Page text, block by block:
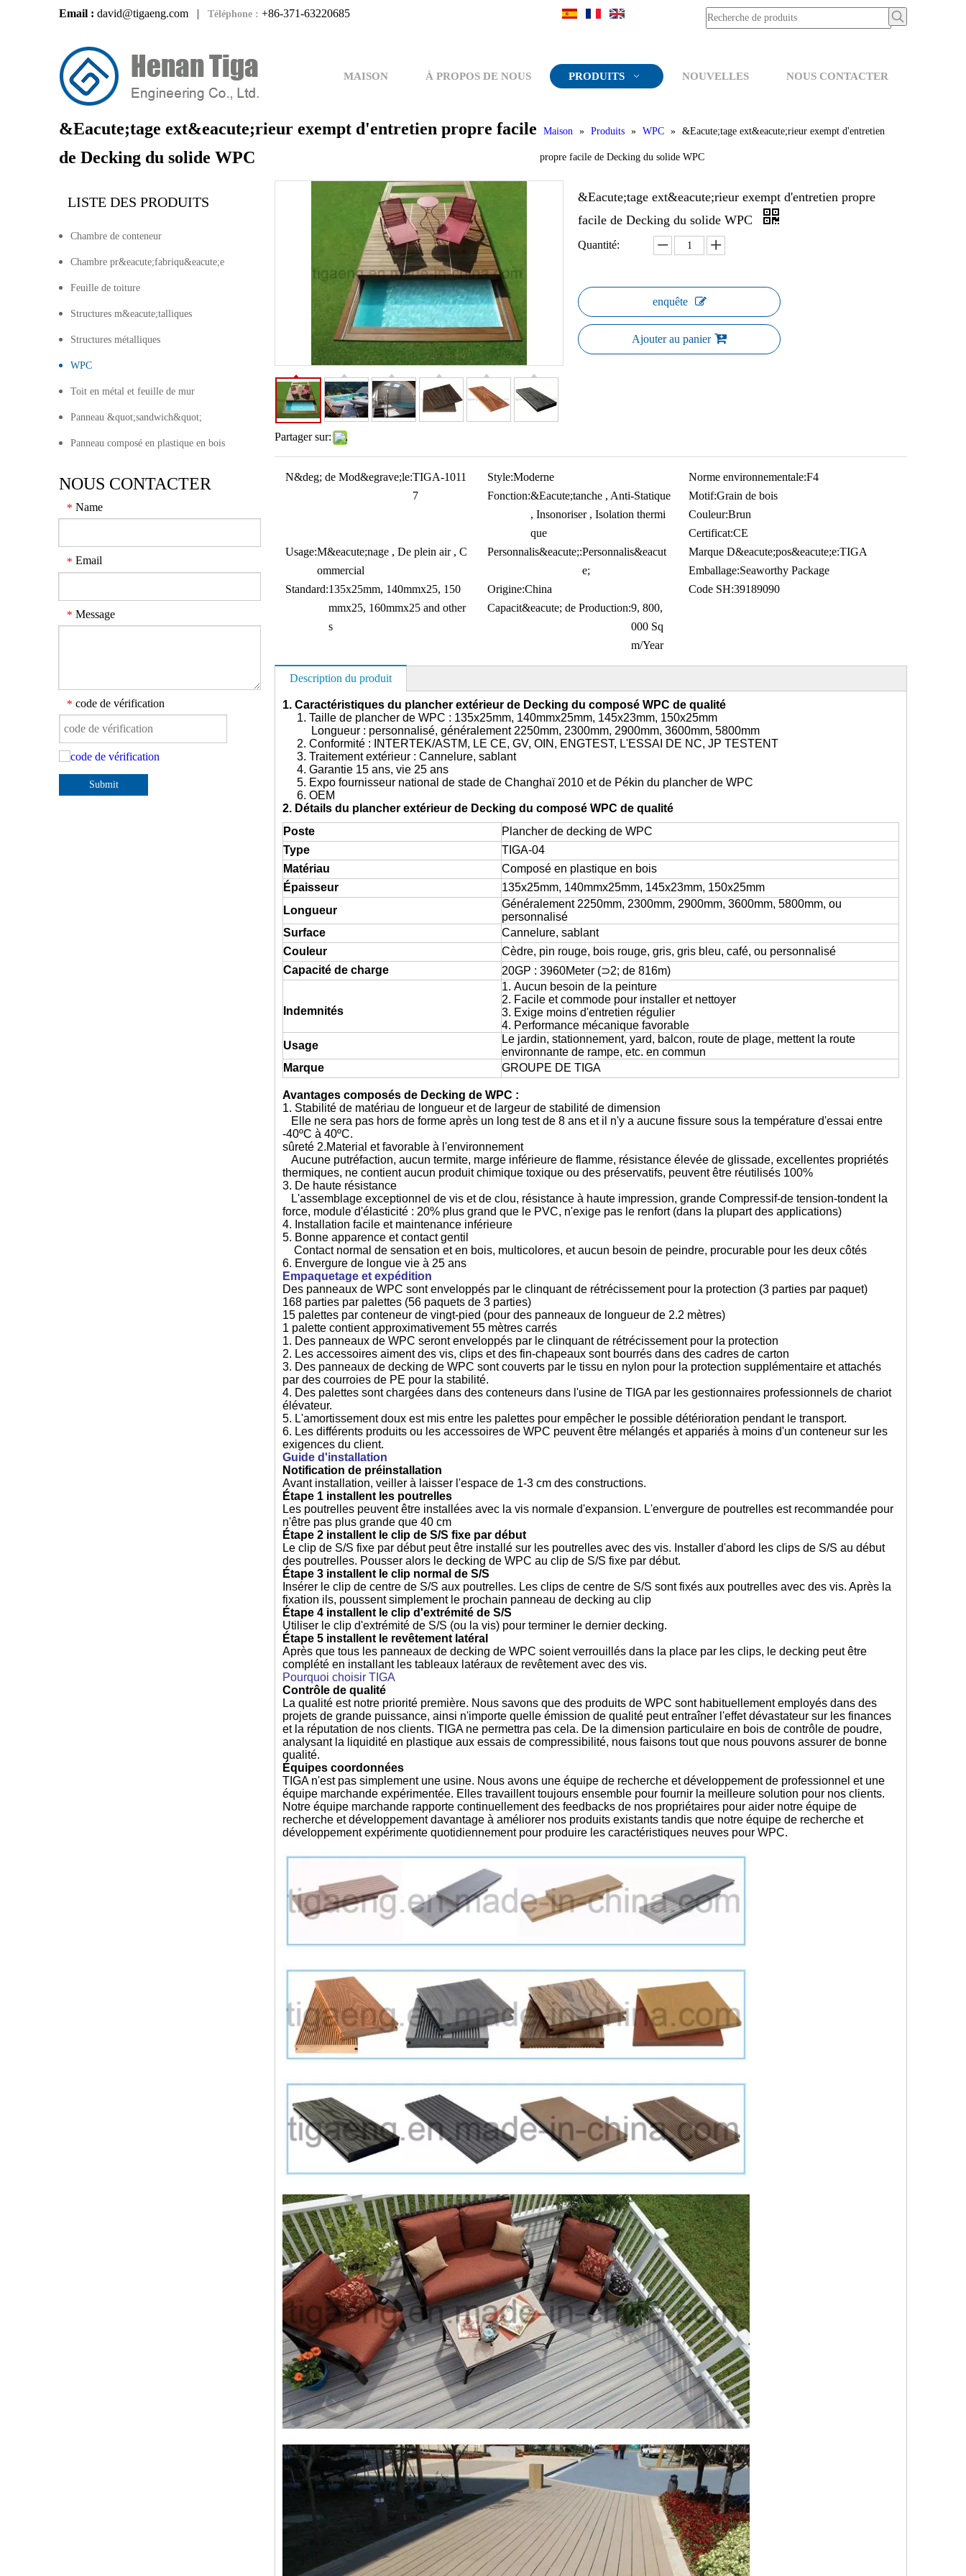
Email : david@tigaeng.com | Téléphone : +86-371-63220685
MAISON À PROPOS DE NOUS PRODUITS NOUVELLES NOUS CONTACTER
&Eacute;tage ext&eacute;rieur exempt d'entretien propre facile
de Decking du solide WPC
Maison » Produits » WPC » &Eacute;tage ext&eacute;rieur exempt d'entretien
propre facile de Decking du solide WPC
LISTE DES PRODUITS
Chambre de conteneur
Chambre pr&eacute;fabriqu&eacute;e
Feuille de toiture
Structures m&eacute;talliques
Structures métalliques
WPC
Toit en métal et feuille de mur
Panneau &quot;sandwich&quot;
Panneau composé en plastique en bois
NOUS CONTACTER
* Name
* Email
* Message
* code de vérification
Submit
Partager sur:
&Eacute;tage ext&eacute;rieur exempt d'entretien propre
facile de Decking du solide WPC
Quantité:
enquête
Ajouter au panier
N&deg; de Mod&egrave;le:TIGA-1011
7
Style:Moderne Norme environnementale:F4
Fonction:&Eacute;tanche , Anti-Statique
, Insonoriser , Isolation thermi
que
Motif:Grain de bois
Couleur:Brun
Certificat:CE
Usage:M&eacute;nage , De plein air , C
ommercial
Personnalis&eacute;:Personnalis&eacut
e;
Marque D&eacute;pos&eacute;e:TIGA
Emballage:Seaworthy Package
Standard:135x25mm, 140mmx25, 150
mmx25, 160mmx25 and other
s
Origine:China Code SH:39189090
Capacit&eacute; de Production:9, 800,
000 Sq
m/Year
Description du produit
1. Caractéristiques du plancher extérieur de Decking du composé WPC de qualité
1. Taille de plancher de WPC : 135x25mm, 140mmx25mm, 145x23mm, 150x25mm
Longueur : personnalisé, généralement 2250mm, 2300mm, 2900mm, 3600mm, 5800mm
2. Conformité : INTERTEK/ASTM, LE CE, GV, OIN, ENGTEST, L'ESSAI DE NC, JP TESTENT
3. Traitement extérieur : Cannelure, sablant
4. Garantie 15 ans, vie 25 ans
5. Expo fournisseur national de stade de Changhaï 2010 et de Pékin du plancher de WPC
6. OEM
2. Détails du plancher extérieur de Decking du composé WPC de qualité
Poste
Plancher de decking de WPC
Type
TIGA-04
Matériau
Composé en plastique en bois
Épaisseur
135x25mm, 140mmx25mm, 145x23mm, 150x25mm
Longueur
Généralement 2250mm, 2300mm, 2900mm, 3600mm, 5800mm, ou
personnalisé
Surface
Cannelure, sablant
Couleur
Cèdre, pin rouge, bois rouge, gris, gris bleu, café, ou personnalisé
Capacité de charge
20GP : 3960Meter (⊃2; de 816m)
Indemnités
1. Aucun besoin de la peinture
2. Facile et commode pour installer et nettoyer
3. Exige moins d'entretien régulier
4. Performance mécanique favorable
Usage
Le jardin, stationnement, yard, balcon, route de plage, mettent la route
environnante de rampe, etc. en commun
Marque
GROUPE DE TIGA
Avantages composés de Decking de WPC :
1. Stabilité de matériau de longueur et de largeur de stabilité de dimension
Elle ne sera pas hors de forme après un long test de 8 ans et il n'y a aucune fissure sous la température d'essai entre
-40ºC à 40ºC.
sûreté 2.Material et favorable à l'environnement
Aucune putréfaction, aucun termite, marge inférieure de flamme, résistance élevée de glissade, excellentes propriétés
thermiques, ne contient aucun produit chimique toxique ou des préservatifs, peuvent être réutilisés 100%
3. De haute résistance
L'assemblage exceptionnel de vis et de clou, résistance à haute impression, grande Compressif-de tension-tondent la
force, module d'élasticité : 20% plus grand que le PVC, n'exige pas le renfort (dans la plupart des applications)
4. Installation facile et maintenance inférieure
5. Bonne apparence et contact gentil
Contact normal de sensation et en bois, multicolores, et aucun besoin de peindre, procurable pour les deux côtés
6. Envergure de longue vie à 25 ans
Empaquetage et expédition
Des panneaux de WPC sont enveloppés par le clinquant de rétrécissement pour la protection (3 parties par paquet)
168 parties par palettes (56 paquets de 3 parties)
15 palettes par conteneur de vingt-pied (pour des panneaux de longueur de 2.2 mètres)
1 palette contient approximativement 55 mètres carrés
1. Des panneaux de WPC seront enveloppés par le clinquant de rétrécissement pour la protection
2. Les accessoires aiment des vis, clips et des fin-chapeaux sont bourrés dans des cadres de carton
3. Des panneaux de decking de WPC sont couverts par le tissu en nylon pour la protection supplémentaire et attachés
par des courroies de PE pour la stabilité.
4. Des palettes sont chargées dans des conteneurs dans l'usine de TIGA par les gestionnaires professionnels de chariot
élévateur.
5. L'amortissement doux est mis entre les palettes pour empêcher le possible détérioration pendant le transport.
6. Les différents produits ou les accessoires de WPC peuvent être mélangés et appariés à moins d'un conteneur sur les
exigences du client.
Guide d'installation
Notification de préinstallation
Avant installation, veiller à laisser l'espace de 1-3 cm des constructions.
Étape 1 installent les poutrelles
Les poutrelles peuvent être installées avec la vis normale d'expansion. L'envergure de poutrelles est recommandée pour
n'être pas plus grande que 40 cm
Étape 2 installent le clip de S/S fixe par début
Le clip de S/S fixe par début peut être installé sur les poutrelles avec des vis. Installer d'abord les clips de S/S au début
des poutrelles. Pousser alors le decking de WPC au clip de S/S fixe par début.
Étape 3 installent le clip normal de S/S
Insérer le clip de centre de S/S aux poutrelles. Les clips de centre de S/S sont fixés aux poutrelles avec des vis. Après la
fixation ils, poussent simplement le prochain panneau de decking au clip
Étape 4 installent le clip d'extrémité de S/S
Utiliser le clip d'extrémité de S/S (ou la vis) pour terminer le dernier decking.
Étape 5 installent le revêtement latéral
Après que tous les panneaux de decking de WPC soient verrouillés dans la place par les clips, le decking peut être
complété en installant les tableaux latéraux de revêtement avec des vis.
Pourquoi choisir TIGA
Contrôle de qualité
La qualité est notre priorité première. Nous savons que des produits de WPC sont habituellement employés dans des
projets de grande puissance, ainsi n'importe quelle émission de qualité peut entraîner l'effet dévastateur sur les finances
et la réputation de nos clients. TIGA ne permettra pas cela. De la dimension particulaire en bois de contrôle de poudre,
analysant la liquidité en plastique aux essais de compressibilité, nous faisons tout que nous pouvons assurer de bonne
qualité.
Équipes coordonnées
TIGA n'est pas simplement une usine. Nous avons une équipe de recherche et développement de professionnel et une
équipe marchande expérimentée. Elles travaillent toujours ensemble pour fournir la meilleure solution pour nos clients.
Notre équipe marchande rapporte continuellement des feedbacks de nos propriétaires pour aider notre équipe de
recherche et développement davantage à améliorer nos produits existants tandis que notre équipe de recherche et
développement expérimente quotidiennement pour produire les caractéristiques neuves pour WPC.